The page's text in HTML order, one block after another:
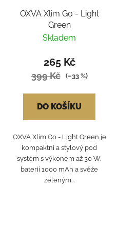
OXVA Xlim Go - Light
Green
Skladem
265 Kč
399 Kč (–33 %)
DO KOŠÍKU
OXVA Xlim Go - Light Green je
kompaktní a stylový pod
systém s výkonem až 30 W,
baterií 1000 mAh a svěže
zeleným...